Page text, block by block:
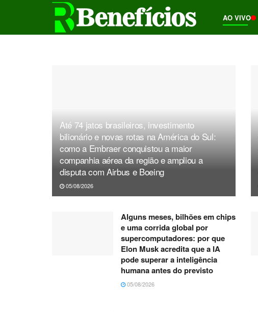
AO VIVO
Até 74 jatos brasileiros, investimento
bilionário e novas rotas na América do Sul:
como a Embraer conquistou a maior
companhia aérea da região e ampliou a
disputa com Airbus e Boeing
05/08/2026
Alguns meses, bilhões em chips
e uma corrida global por
supercomputadores: por que
Elon Musk acredita que a IA
pode superar a inteligência
humana antes do previsto
05/08/2026